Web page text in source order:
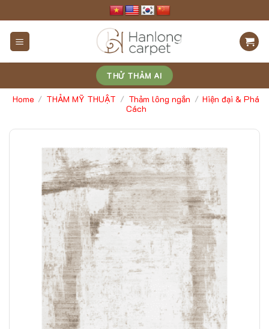
to
content
THỬ THẢM AI
Home / THẢM MỸ THUẬT / Thảm lông ngắn / Hiện đại & Phá
Cách